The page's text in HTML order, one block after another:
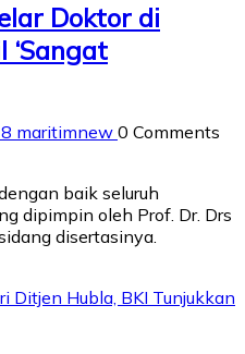
Doktor di
‘Sangat
maritimnew 0 Comments
baik seluruh
dipimpin oleh Prof. Dr. Drs
disertasinya.